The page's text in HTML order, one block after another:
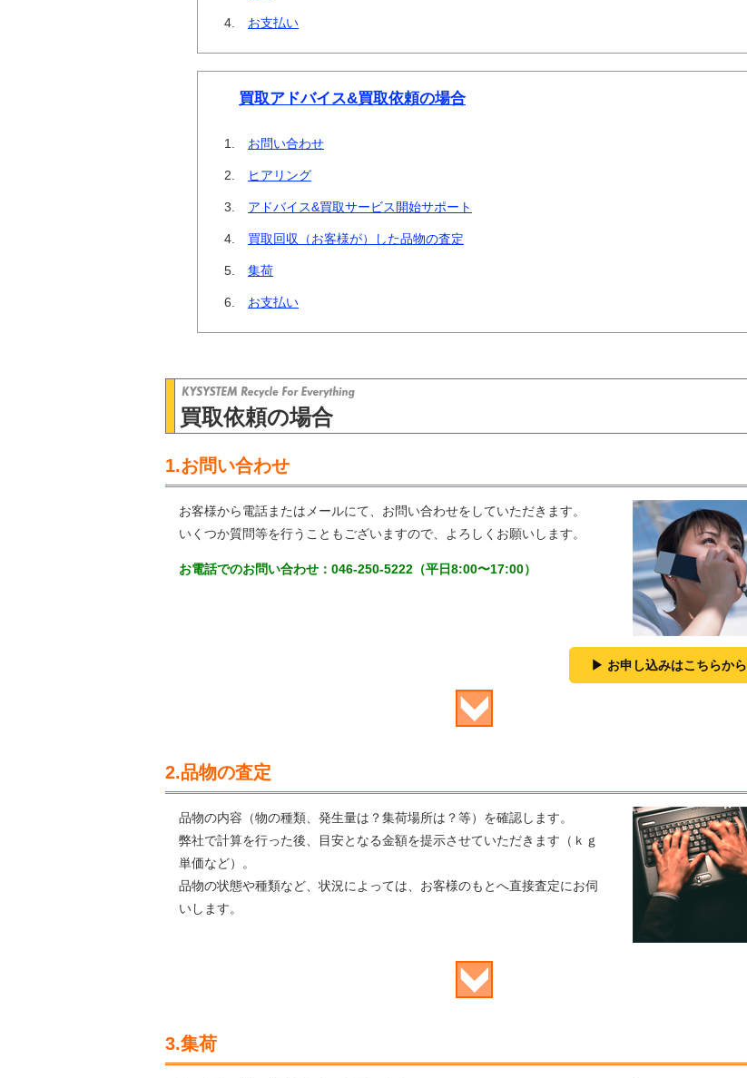
お支払い
買取アドバイス&買取依頼の場合
お問い合わせ
ヒアリング
アドバイス&買取サービス開始サポート
買取回収（お客様が）した品物の査定
集荷
お支払い
買取依頼の場合
1.お問い合わせ
お客様から電話またはメールにて、お問い合わせをしていただきます。
いくつか質問等を行うこともございますので、よろしくお願いします。
お電話でのお問い合わせ：046-250-5222（平日8:00〜17:00）
お申し込みはこちらから
2.品物の査定
品物の内容（物の種類、発生量は？集荷場所は？等）を確認します。
弊社で計算を行った後、目安となる金額を提示させていただきます（ｋｇ
単価など）。
品物の状態や種類など、状況によっては、お客様のもとへ直接査定にお伺
いします。
3.集荷